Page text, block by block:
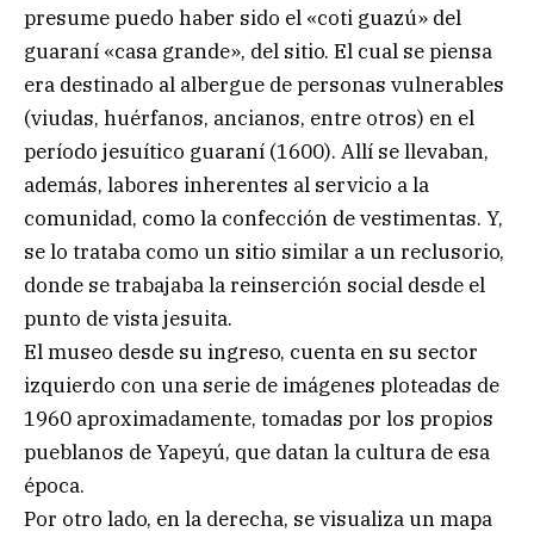
presume puedo haber sido el «coti guazú» del
guaraní «casa grande», del sitio. El cual se piensa
era destinado al albergue de personas vulnerables
(viudas, huérfanos, ancianos, entre otros) en el
período jesuítico guaraní (1600). Allí se llevaban,
además, labores inherentes al servicio a la
comunidad, como la confección de vestimentas. Y,
se lo trataba como un sitio similar a un reclusorio,
donde se trabajaba la reinserción social desde el
punto de vista jesuita.
El museo desde su ingreso, cuenta en su sector
izquierdo con una serie de imágenes ploteadas de
1960 aproximadamente, tomadas por los propios
pueblanos de Yapeyú, que datan la cultura de esa
época.
Por otro lado, en la derecha, se visualiza un mapa